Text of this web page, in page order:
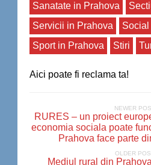
Sanatate in Prahova
Servicii in Prahova
Social
Sport in Prahova
Stiri
Aici poate fi reclama ta!
NEWER
RURES – un proiect
economia sociala poate
Prahova face parte
OLDER
Mediul rural din